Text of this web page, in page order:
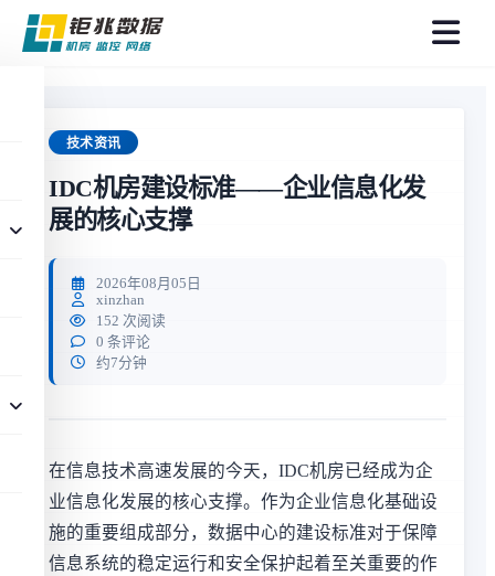
技术资讯
IDC机房建设标准——企业信息化发
展的核心支撑
2026年08月05日
xinzhan
152 次阅读
0 条评论
约7分钟
在信息技术高速发展的今天，IDC机房已经成为企
业信息化发展的核心支撑。作为企业信息化基础设
施的重要组成部分，数据中心的建设标准对于保障
信息系统的稳定运行和安全保护起着至关重要的作